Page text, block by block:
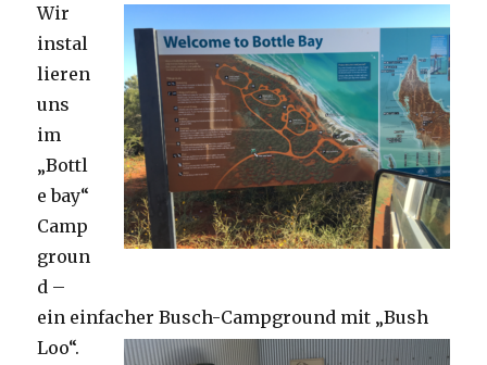
Wir
instal
lieren
uns
im
„Bottl
e bay“
Camp
groun
d –
ein einfacher Busch-Campground mit „Bush
Loo“.